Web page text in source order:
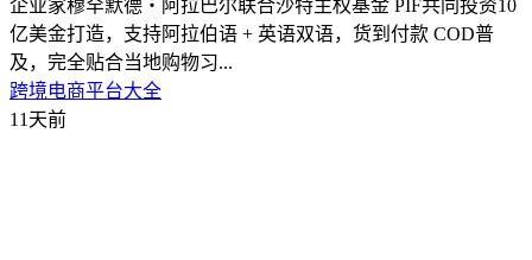
企业家穆罕默德・阿拉巴尔联合沙特主权基金 PIF共同投资10
亿美金打造，支持阿拉伯语 + 英语双语，货到付款 COD普
及，完全贴合当地购物习...
跨境电商平台大全
11天前